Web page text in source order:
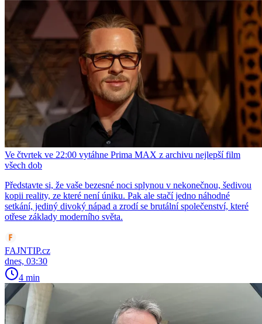
Ve čtvrtek ve 22:00 vytáhne Prima MAX z archivu nejlepší film
všech dob
Představte si, že vaše bezesné noci splynou v nekonečnou, šedivou
kopii reality, ze které není úniku. Pak ale stačí jedno náhodné
setkání, jediný divoký nápad a zrodí se brutální společenství, které
otřese základy moderního světa.
FAJNTIP.cz
dnes, 03:30
4 min